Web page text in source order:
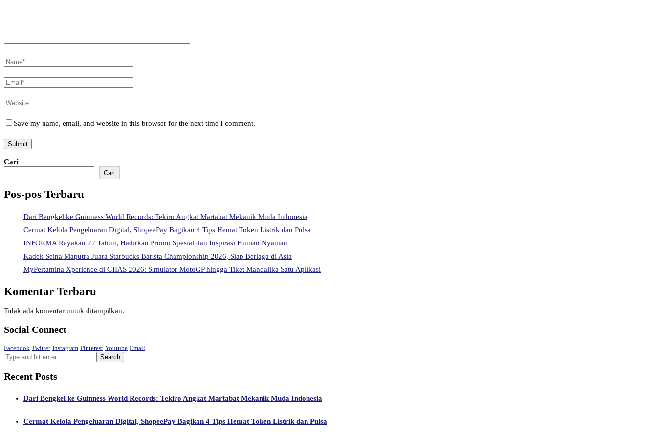
Save my name, email, and website in this browser for the next time I comment.
Cari
Cari
Pos-pos Terbaru
Dari Bengkel ke Guinness World Records: Tekiro Angkat Martabat Mekanik Muda Indonesia
Cermat Kelola Pengeluaran Digital, ShopeePay Bagikan 4 Tips Hemat Token Listrik dan Pulsa
INFORMA Rayakan 22 Tahun, Hadirkan Promo Spesial dan Inspirasi Hunian Nyaman
Kadek Seina Maputra Juara Starbucks Barista Championship 2026, Siap Berlaga di Asia
MyPertamina Xperience di GIIAS 2026: Simulator MotoGP hingga Tiket Mandalika Satu Aplikasi
Komentar Terbaru
Tidak ada komentar untuk ditampilkan.
Social Connect
Facebook Twitter Instagram Pinterest Youtube Email
Recent Posts
Dari Bengkel ke Guinness World Records: Tekiro Angkat Martabat Mekanik Muda Indonesia
Cermat Kelola Pengeluaran Digital, ShopeePay Bagikan 4 Tips Hemat Token Listrik dan Pulsa